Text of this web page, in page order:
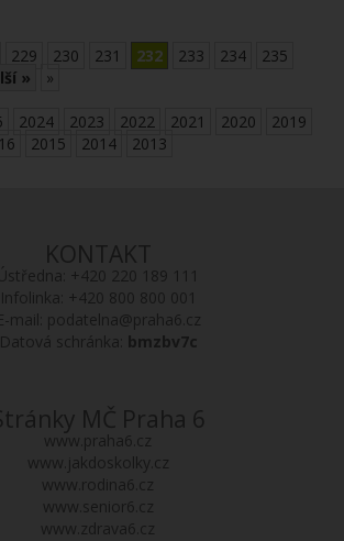
229 230 231 232 233 234
235
» »
2024 2023 2022 2021 2020
2019
2015 2014 2013
KONTAKT
+420 220 189 111
Infolinka: +420 800 800 001
mail: podatelna@praha6.cz
Datová schránka: bmzbv7c
MČ Praha 6
www.praha6.cz
www.jakdoskolky.cz
www.rodina6.cz
www.senior6.cz
www.zdrava6.cz